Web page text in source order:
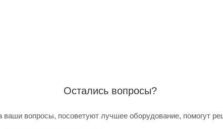
Остались вопросы?
вопросы, посоветуют лучшее оборудование, помогут